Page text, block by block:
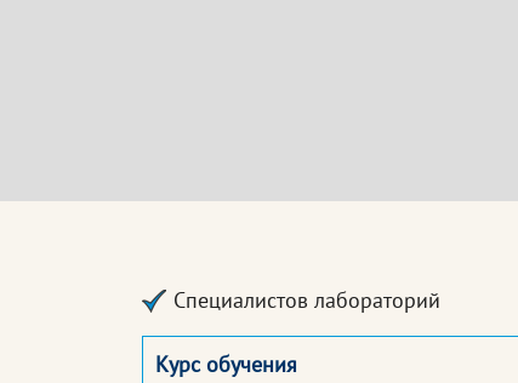
Специалистов лабораторий
Курс обучения